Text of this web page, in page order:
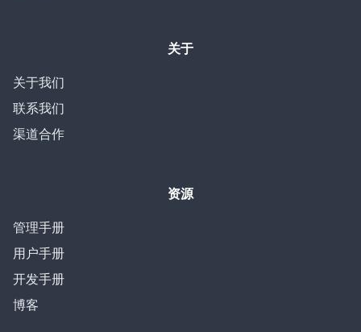
关于
关于我们
联系我们
渠道合作
资源
管理手册
用户手册
开发手册
博客